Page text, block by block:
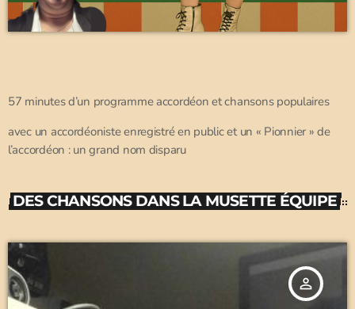
57 minutes d’un programme accordéon et chansons populaires
avec un accordéoniste enregistré en public et un « Pionnier » de
l’accordéon : un grand nom disparu
DES CHANSONS DANS LA MUSETTE ÉQUIPE
person_outline